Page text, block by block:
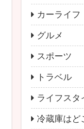
カーライフ
グルメ
スポーツ
トラベル
ライフスタ
冷蔵庫はど